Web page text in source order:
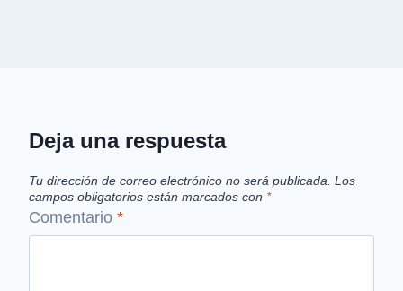
Deja una respuesta
Tu dirección de correo electrónico no será publicada. Los
campos obligatorios están marcados con *
Comentario *